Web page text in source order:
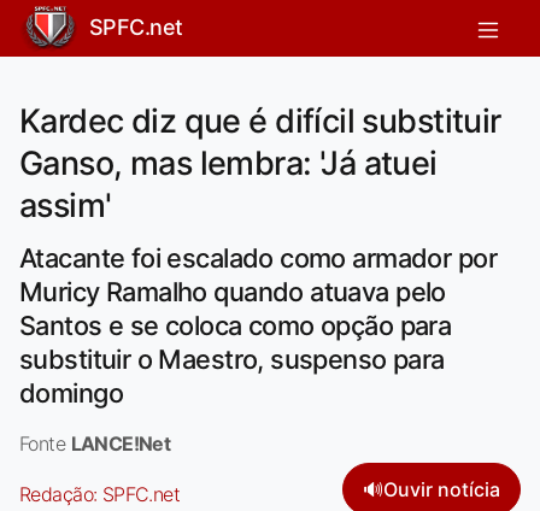
SPFC.net
Kardec diz que é difícil substituir
Ganso, mas lembra: 'Já atuei
assim'
Atacante foi escalado como armador por
Muricy Ramalho quando atuava pelo
Santos e se coloca como opção para
substituir o Maestro, suspenso para
domingo
Fonte LANCE!Net
Redação: SPFC.net 🔊Ouvir notícia